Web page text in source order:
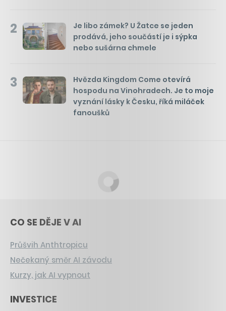
2
Je libo zámek? U Žatce se jeden
prodává, jeho součástí je i sýpka
nebo sušárna chmele
3
Hvězda Kingdom Come otevírá
hospodu na Vinohradech. Je to moje
vyznání lásky k Česku, říká miláček
fanoušků
CO SE DĚJE V AI
Průšvih Anthtropicu
Nečekaný směr AI závodu
Kurzy, jak AI vypnout
INVESTICE